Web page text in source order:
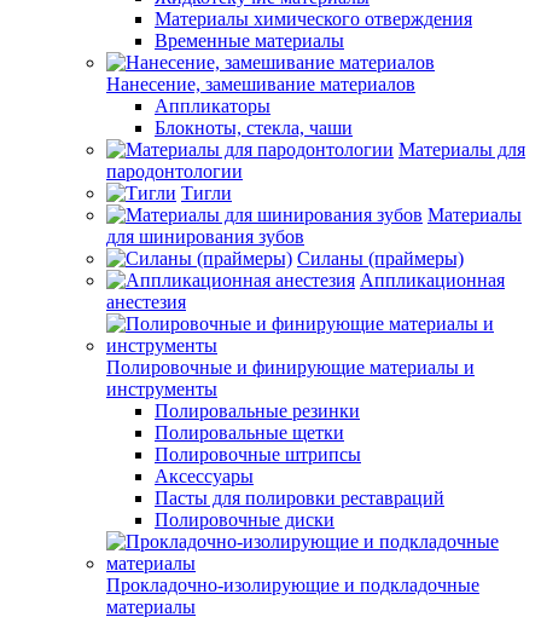
Материалы химического отверждения
Временные материалы
Нанесение, замешивание материалов
Аппликаторы
Блокноты, стекла, чаши
Материалы для
пародонтологии
Тигли
Материалы
для шинирования зубов
Силаны (праймеры)
Аппликационная
анестезия
Полировочные и финирующие материалы и
инструменты
Полировальные резинки
Полировальные щетки
Полировочные штрипсы
Аксессуары
Пасты для полировки реставраций
Полировочные диски
Прокладочно-изолирующие и подкладочные
материалы